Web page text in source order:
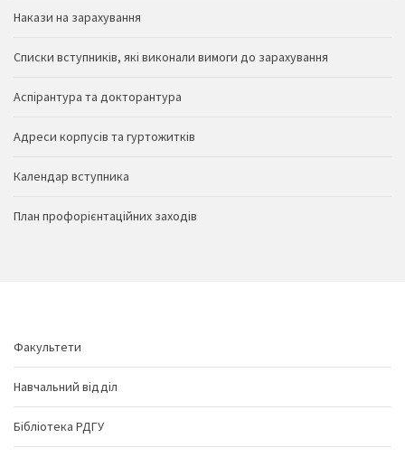
Накази на зарахування
Списки вступників, які виконали вимоги до зарахування
Аспірантура та докторантура
Адреси корпусів та гуртожитків
Календар вступника
План профорієнтаційних заходів
Факультети
Навчальний відділ
Бібліотека РДГУ